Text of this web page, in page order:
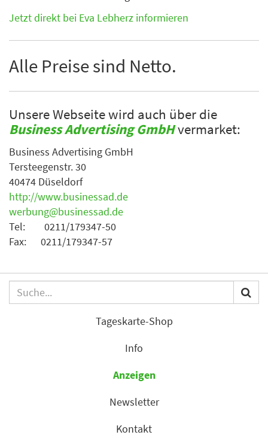
Jetzt direkt bei Eva Lebherz informieren
Alle Preise sind Netto.
Unsere Webseite wird auch über die
Business Advertising GmbHvermarket:
Business Advertising GmbH
Tersteegenstr. 30
40474 Düseldorf
http://www.businessad.de
werbung@businessad.de
Tel: 0211/179347-50
Fax: 0211/179347-57
Tageskarte-Shop
Info
Anzeigen
Newsletter
Kontakt